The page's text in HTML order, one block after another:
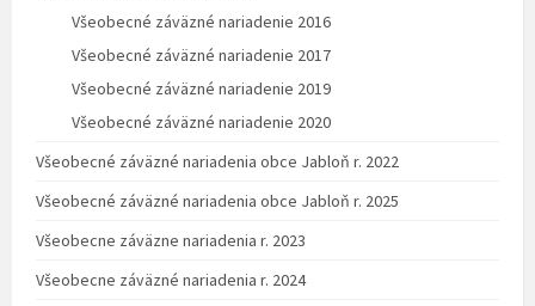
Všeobecné záväzné nariadenie 2016
Všeobecné záväzné nariadenie 2017
Všeobecné záväzné nariadenie 2019
Všeobecné záväzné nariadenie 2020
Všeobecné záväzné nariadenia obce Jabloň r. 2022
Všeobecné záväzné nariadenia obce Jabloň r. 2025
Všeobecne záväzne nariadenia r. 2023
Všeobecne záväzné nariadenia r. 2024